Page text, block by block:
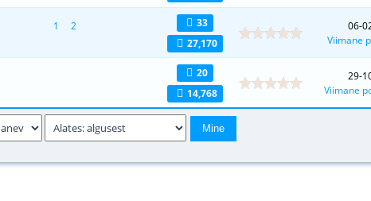
1
2
33
27,170
06-
Viimane
20
14,768
29-
Viimane